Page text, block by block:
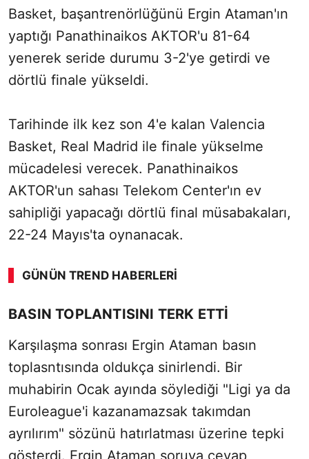
Basket, başantrenörlüğünü Ergin Ataman'ın
yaptığı Panathinaikos AKTOR'u 81-64
yenerek seride durumu 3-2'ye getirdi ve
dörtlü finale yükseldi.
Tarihinde ilk kez son 4'e kalan Valencia
Basket, Real Madrid ile finale yükselme
mücadelesi verecek. Panathinaikos
AKTOR'un sahası Telekom Center'ın ev
sahipliği yapacağı dörtlü final müsabakaları,
22-24 Mayıs'ta oynanacak.
GÜNÜN TREND HABERLERI
BASIN TOPLANTISINI TERK ETTİ
Karşılaşma sonrası Ergin Ataman basın
toplasntısında oldukça sinirlendi. Bir
muhabirin Ocak ayında söylediği "Ligi ya da
Euroleague'i kazanamazsak takımdan
ayrılırım" sözünü hatırlatması üzerine tepki
gösterdi. Ergin Ataman soruya cevap